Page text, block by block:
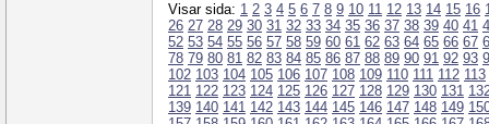
Visar sida: 1 2 3 4 5 6 7 8 9 10 11 12 13 14 15 16
26 27 28 29 30 31 32 33 34 35 36 37 38 39 40 41
52 53 54 55 56 57 58 59 60 61 62 63 64 65 66 67
78 79 80 81 82 83 84 85 86 87 88 89 90 91 92 93
102 103 104 105 106 107 108 109 110 111 112 113
121 122 123 124 125 126 127 128 129 130 131
139 140 141 142 143 144 145 146 147 148 149